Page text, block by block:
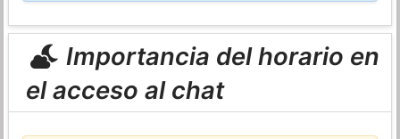
Importancia del horario en
el acceso al chat